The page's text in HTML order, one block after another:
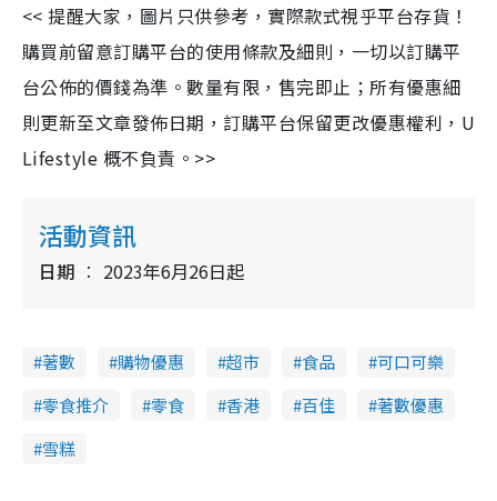
<< 提醒大家，圖片只供參考，實際款式視乎平台存貨！
購買前留意訂購平台的使用條款及細則，一切以訂購平
台公佈的價錢為準。數量有限，售完即止；所有優惠細
則更新至文章發佈日期，訂購平台保留更改優惠權利，U
Lifestyle 概不負責。>>
活動資訊
日期 2023年6月26日起
著數 購物優惠 超市 食品
可口可樂
零食推介
零食 香港 百佳
著數優惠
雪糕